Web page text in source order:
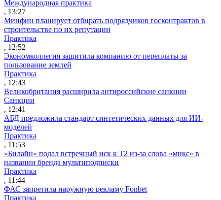
Международная практика
, 13:27
Минфин планирует отбирать подрядчиков госконтрактов в
строительстве по их репутации
Практика
, 12:52
Экономколлегия защитила компанию от переплаты за
пользование землей
Практика
, 12:43
Великобритания расширила антироссийские санкции
Санкции
, 12:41
АБД предложила стандарт синтетических данных для ИИ-
моделей
Практика
, 11:53
«Билайн» подал встречный иск к Т2 из-за слова «микс» в
названии бренда мультиподписки
Практика
, 11:44
ФАС запретила наружную рекламу Fonbet
Практика